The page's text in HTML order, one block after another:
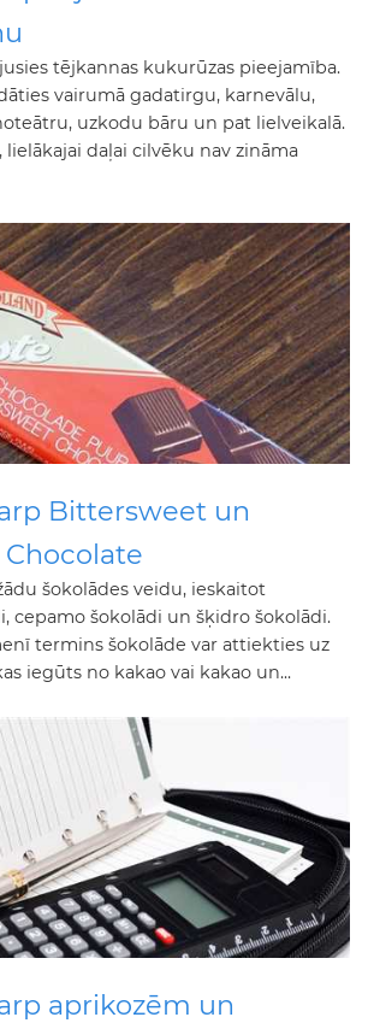
tējkannas kukurūzas pieejamība.
vairumā gadatirgu, karnevālu,
uzkodu bāru un pat lielveikalā.
lielākajai daļai cilvēku nav zināma
Bittersweet un
šokolādes veidu, ieskaitot
cepamo šokolādi un šķidro šokolādi.
termins šokolāde var attiekties uz
iegūts no kakao vai kakao un...
aprikozēm un